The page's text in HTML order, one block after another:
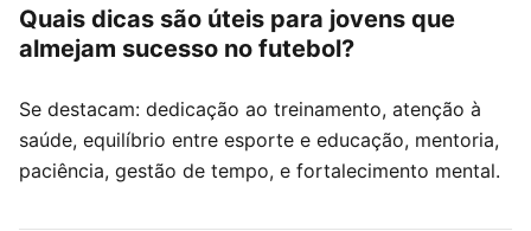
Quais dicas são úteis para jovens que
almejam sucesso no futebol?
Se destacam: dedicação ao treinamento, atenção à
saúde, equilíbrio entre esporte e educação, mentoria,
paciência, gestão de tempo, e fortalecimento mental.